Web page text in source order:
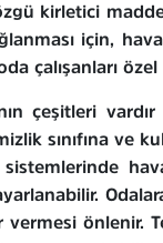
kirletici
için,
çalışanları
çeşitleri
sınıfına ve
sistemlerinde
vermesi önlenir.